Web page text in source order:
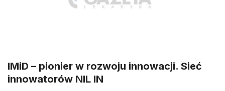
IMiD – pionier w rozwoju innowacji. Sieć
innowatorów NIL IN